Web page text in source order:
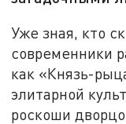
Уже зная, кто
современники
как «Князь-
элитарной
роскоши